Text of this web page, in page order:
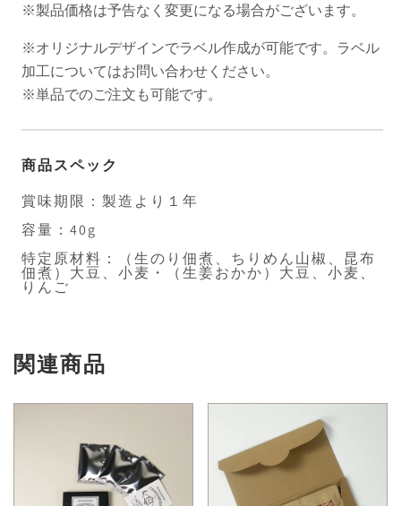
※製品価格は予告なく変更になる場合がございます。
※オリジナルデザインでラベル作成が可能です。ラベル
加工についてはお問い合わせください。
※単品でのご注文も可能です。
商品スペック
賞味期限：製造より１年
容量：40g
特定原材料：（生のり佃煮、ちりめん山椒、昆布
佃煮）大豆、小麦・（生姜おかか）大豆、小麦、
りんご
関連商品